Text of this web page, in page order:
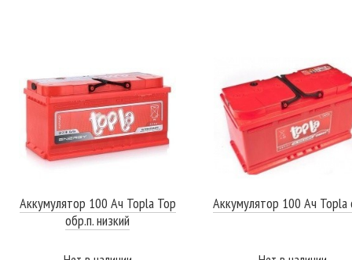
Аккумулятор 100 Ач Topla Top
обр.п. низкий
Аккумулятор 100 Ач Topla